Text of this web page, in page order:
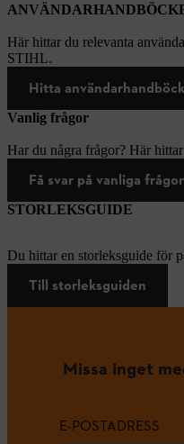
Här hittar du relevanta
STIHL.
Hitta
Vanlig frågor
Har du några frågor? Här
Få svar på vanliga frågor
STORLEKSGUIDE
Du hittar en storleksguide för
Till storleksguiden
Missa inget
E-POSTADRESS